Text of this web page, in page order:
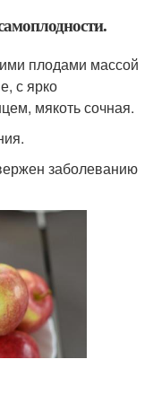
плодами массой
с ярко
мякоть сочная.
заболеванию